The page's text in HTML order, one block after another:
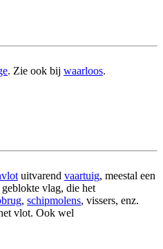
. Zie ook bij waarloos.
uitvarend vaartuig, meestal een
vlag, die het
, schipmolens, vissers, enz.
vlot. Ook wel